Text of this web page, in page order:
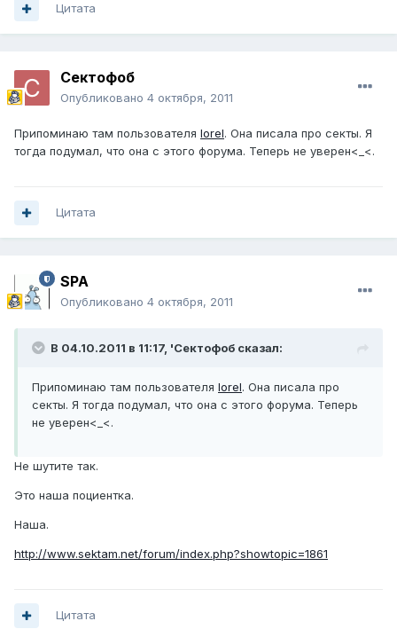
Цитата
Сектофоб
Опубликовано 4 октября, 2011
Припоминаю там пользователя lorel. Она писала про секты. Я
тогда подумал, что она с этого форума. Теперь не уверен<_<.
Цитата
SPA
Опубликовано 4 октября, 2011
В 04.10.2011 в 11:17, 'Сектофоб сказал:
Припоминаю там пользователя lorel. Она писала про
секты. Я тогда подумал, что она с этого форума. Теперь
не уверен<_<.
Не шутите так.
Это наша поциентка.
Наша.
http://www.sektam.net/forum/index.php?showtopic=1861
Цитата